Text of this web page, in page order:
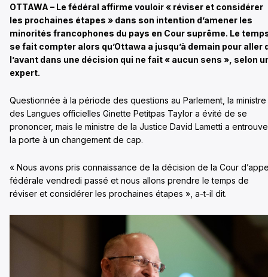
OTTAWA – Le fédéral affirme vouloir « réviser et considérer
les prochaines étapes » dans son intention d’amener les
minorités francophones du pays en Cour suprême. Le
se fait compter alors qu’Ottawa a jusqu’à demain pour aller
l’avant dans une décision qui ne fait « aucun sens », selon
expert.
Questionnée à la période des questions au Parlement, la ministre
des Langues officielles Ginette Petitpas Taylor a évité de se
prononcer, mais le ministre de la Justice David Lametti a
la porte à un changement de cap.
« Nous avons pris connaissance de la décision de la Cour
fédérale vendredi passé et nous allons prendre le temps de
réviser et considérer les prochaines étapes », a-t-il dit.